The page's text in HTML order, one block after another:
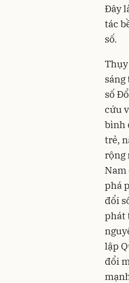
Đây
tác
số.
số
cứu
bình
trẻ,
rộng
Nam
phá
đổi
phát
lập
đổi